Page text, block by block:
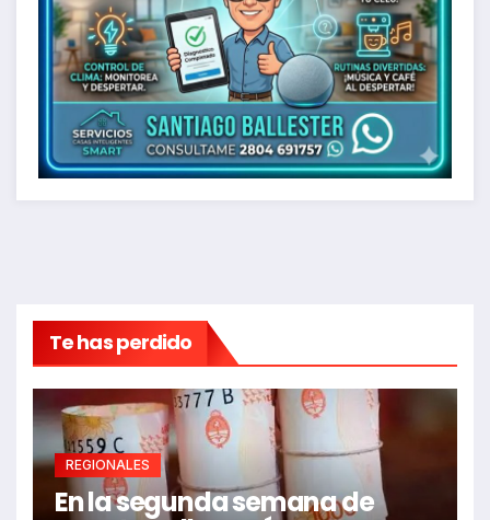
Te has perdido
REGIONALES
En la segunda semana de